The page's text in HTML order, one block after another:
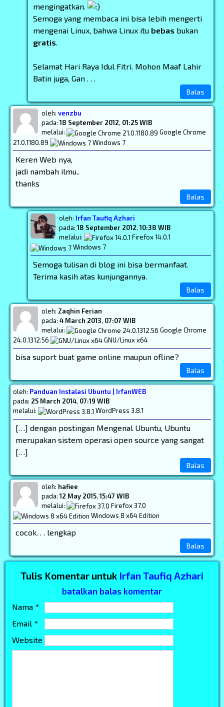
mengingatkan.
Semoga yang membaca ini bisa lebih mengerti
mengenai Linux, bahwa Linux itu bebas bukan
gratis.
Selamat Hari Raya Idul Fitri. Mohon Maaf Lahir
Batin juga, Gan . . .
Balas
oleh: venzbu
pada:18 September 2012, 01:25 WIB
melalui:
Google Chrome
21.0.1180.89
Windows 7
Keren Web nya,
jadi nambah ilmu..
thanks
Balas
oleh: Irfan Taufiq Azhari
pada:18 September 2012,10:38 WIB
melalui:
Firefox 14.0.1
Windows 7
Semoga tulisan di blog ini bisa bermanfaat.
Terima kasih atas kunjungannya.
Balas
oleh: Zaqhin Ferian
pada: 4 March 2013, 07:07 WIB
melalui:
Google Chrome
24.0.1312.56
GNU/Linux x64
bisa suport buat game online maupun ofline?
Balas
oleh: Panduan Instalasi Ubuntu | IrfanWEB
pada: 25 March 2014, 07:19 WIB
melalui:
WordPress 3.8.1
[…] dengan postingan Mengenal Ubuntu, Ubuntu
merupakan sistem operasi open source yang sangat
[…]
Balas
oleh: hafiee
pada:12 May 2015,15:47 WIB
melalui:
Firefox 37.0
Windows 8 x64 Edition
cocok. . . lengkap
Balas
Tulis Komentar untuk Irfan Taufiq Azhari
batalkan balas komentar
Nama *
Email *
Website